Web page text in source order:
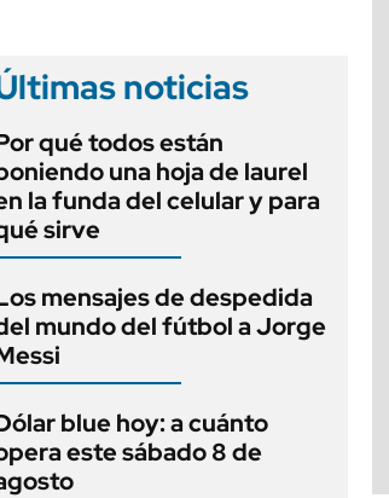
noticias
qué todos están
una hoja de laurel
la funda del celular y para
sirve
mensajes de despedida
mundo del fútbol a Jorge
blue hoy: a cuánto
este sábado 8 de